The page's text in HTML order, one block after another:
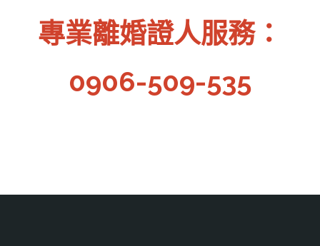
協
議
人
分
頁
專業離婚證人服務：
0906-509-535